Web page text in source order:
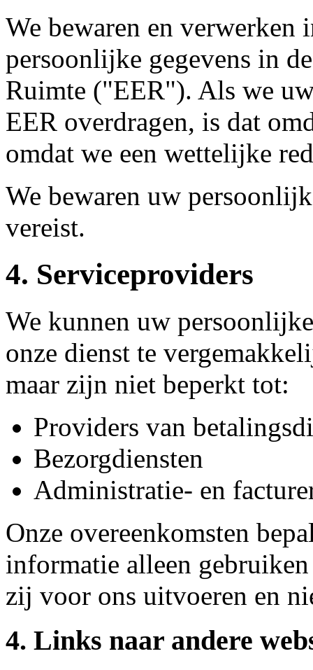
We bewaren en verwerken
persoonlijke gegevens in
Ruimte ("EER"). Als we
EER overdragen, is dat
omdat we een wettelijke
We bewaren uw
vereist.
4. Serviceproviders
We kunnen uw
onze dienst te
maar zijn niet beperkt tot:
Providers van
Bezorgdiensten
Administratie- en
Onze overeenkomsten
informatie alleen
zij voor ons uitvoeren en
4. Links naar andere